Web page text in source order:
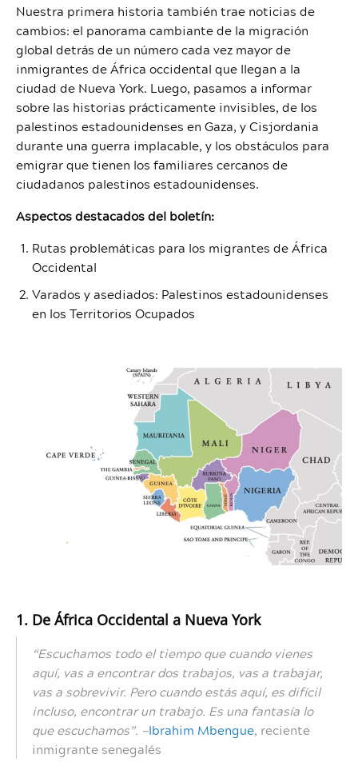
Nuestra primera historia también trae noticias de
cambios: el panorama cambiante de la migración
global detrás de un número cada vez mayor de
inmigrantes de África occidental que llegan a la
ciudad de Nueva York. Luego, pasamos a informar
sobre las historias prácticamente invisibles, de los
palestinos estadounidenses en Gaza, y Cisjordania
durante una guerra implacable, y los obstáculos para
emigrar que tienen los familiares cercanos de
ciudadanos palestinos estadounidenses.
Aspectos destacados del boletín:
Rutas problemáticas para los migrantes de África
Occidental
Varados y asediados: Palestinos estadounidenses
en los Territorios Ocupados
1. De África Occidental a Nueva York
“Escuchamos todo el tiempo que cuando vienes
aquí, vas a encontrar dos trabajos, vas a trabajar,
vas a sobrevivir. Pero cuando estás aquí, es difícil
incluso, encontrar un trabajo. Es una fantasía lo
que escuchamos”. —Ibrahim Mbengue, reciente
inmigrante senegalés